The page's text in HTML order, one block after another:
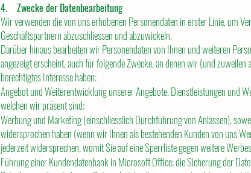
4. Zwecke der Datenbearbeitung
Wir verwenden die von uns erhobenen Personendaten in erster Linie, um
Geschäftspartnern abzuschliessen und abzuwickeln.
Darüber hinaus bearbeiten wir Personendaten von Ihnen und weiteren
angezeigt erscheint, auch für folgende Zwecke, an denen wir (und
berechtigtes Interesse haben:
Angebot und Weiterentwicklung unserer Angebote, Dienstleistungen und
welchen wir präsent sind;
Werbung und Marketing (einschliesslich Durchführung von Anlässen),
widersprochen haben (wenn wir Ihnen als bestehenden Kunden von uns
jederzeit widersprechen, womit Sie auf eine Sperrliste gegen weitere
Führung einer Kundendatenbank in Microsoft Office; die Sicherung der